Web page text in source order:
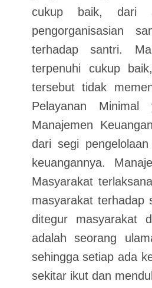
cukup baik, dari
pengorganisasian
terhadap santri.
terpenuhi cukup
tersebut tidak
Pelayanan
Manajemen
dari segi
keuangannya.
Masyarakat
masyarakat terhadap
ditegur masyarakat
adalah seorang
sehingga setiap ada
sekitar ikut dan